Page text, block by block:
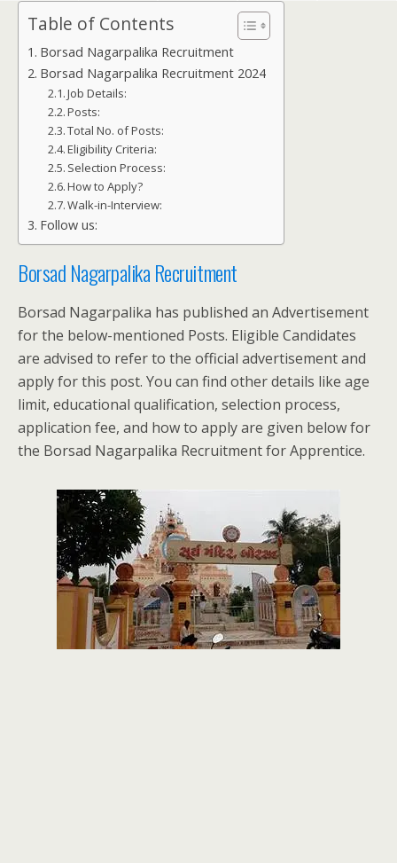
Table of Contents
Borsad Nagarpalika Recruitment
Borsad Nagarpalika Recruitment 2024
Job Details:
Posts:
Total No. of Posts:
Eligibility Criteria:
Selection Process:
How to Apply?
Walk-in-Interview:
Follow us:
Borsad Nagarpalika Recruitment
Borsad Nagarpalika has published an Advertisement
for the below-mentioned Posts. Eligible Candidates
are advised to refer to the official advertisement and
apply for this post. You can find other details like age
limit, educational qualification, selection process,
application fee, and how to apply are given below for
the Borsad Nagarpalika Recruitment for Apprentice.